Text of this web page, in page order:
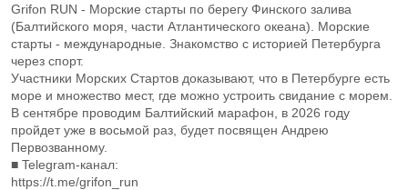
Grifon RUN - Морские старты по берегу Финского залива
(Балтийского моря, части Атлантического океана). Морские
старты - международные. Знакомство с историей Петербурга
через спорт.
Участники Морских Стартов доказывают, что в Петербурге есть
море и множество мест, где можно устроить свидание с морем.
В сентябре проводим Балтийский марафон, в 2026 году
пройдет уже в восьмой раз, будет посвящен Андрею
Первозванному.
■ Telegram-канал:
https://t.me/grifon_run